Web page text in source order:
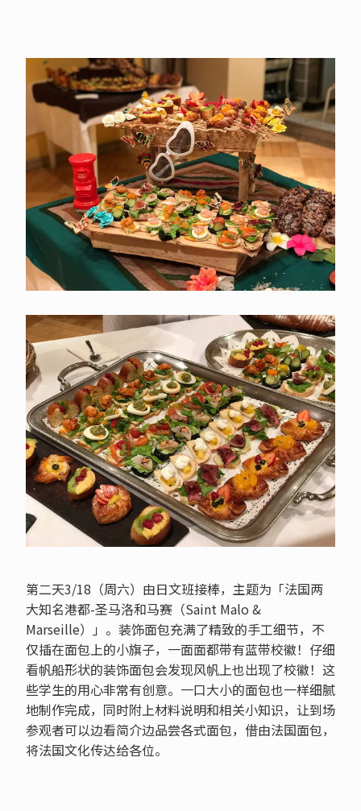
第二天3/18（周六）由日文班接棒，主题为「法国两
大知名港都-圣马洛和马赛（Saint Malo &
Marseille）」。装饰面包充满了精致的手工细节，不
仅插在面包上的小旗子，一面面都带有蓝带校徽！仔细
看帆船形状的装饰面包会发现风帆上也出现了校徽！这
些学生的用心非常有创意。一口大小的面包也一样细腻
地制作完成，同时附上材料说明和相关小知识，让到场
参观者可以边看简介边品尝各式面包，借由法国面包，
将法国文化传达给各位。